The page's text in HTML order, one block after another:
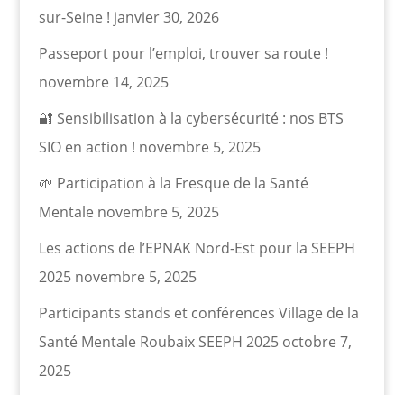
sur-Seine ! janvier 30, 2026
Passeport pour l’emploi, trouver sa route !
novembre 14, 2025
🔐 Sensibilisation à la cybersécurité : nos BTS
SIO en action ! novembre 5, 2025
🌱 Participation à la Fresque de la Santé
Mentale novembre 5, 2025
Les actions de l’EPNAK Nord-Est pour la SEEPH
2025 novembre 5, 2025
Participants stands et conférences Village de la
Santé Mentale Roubaix SEEPH 2025 octobre 7,
2025